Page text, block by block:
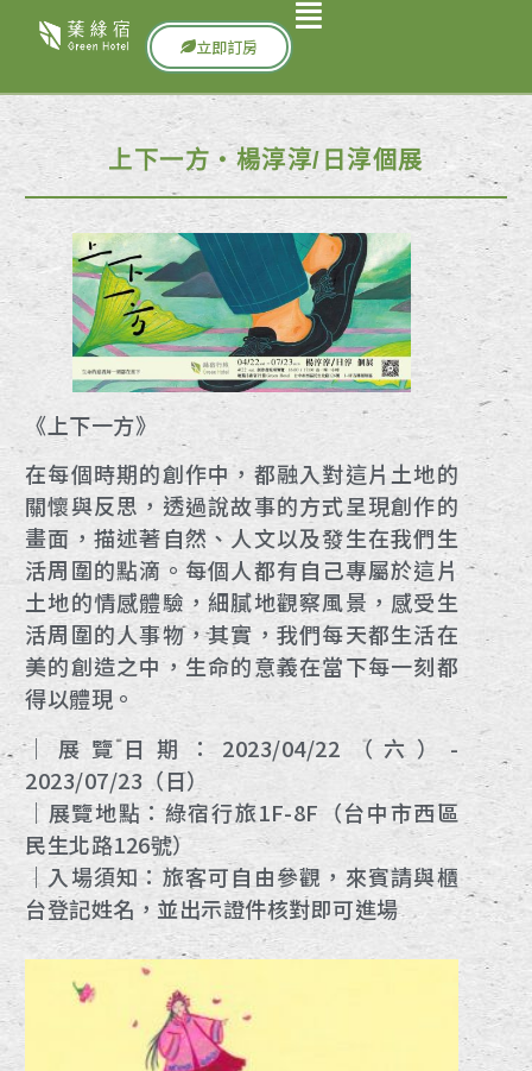
立即訂房
上下一方‧楊淳淳/日淳個展
《上下一方》
在每個時期的創作中，都融入對這片土地的
關懷與反思，透過說故事的方式呈現創作的
畫面，描述著自然、人文以及發生在我們生
活周圍的點滴。每個人都有自己專屬於這片
土地的情感體驗，細膩地觀察風景，感受生
活周圍的人事物，其實，我們每天都生活在
美的創造之中，生命的意義在當下每一刻都
得以體現。
｜展覽日期：2023/04/22（六）-
2023/07/23（日）
｜展覽地點：綠宿行旅1F-8F（台中市西區
民生北路126號）
｜入場須知：旅客可自由參觀，來賓請與櫃
台登記姓名，並出示證件核對即可進場